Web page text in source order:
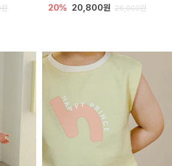
20% 20,800원 26,000원